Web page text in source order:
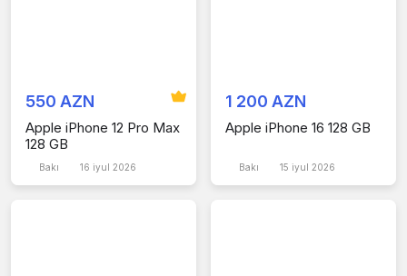
550 AZN
Apple iPhone 12 Pro Max
128 GB
Bakı 16 iyul 2026
1 200 AZN
Apple iPhone 16 128 GB
Bakı 15 iyul 2026